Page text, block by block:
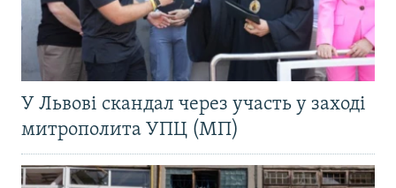
У Львові скандал через участь у заході
митрополита УПЦ (МП)